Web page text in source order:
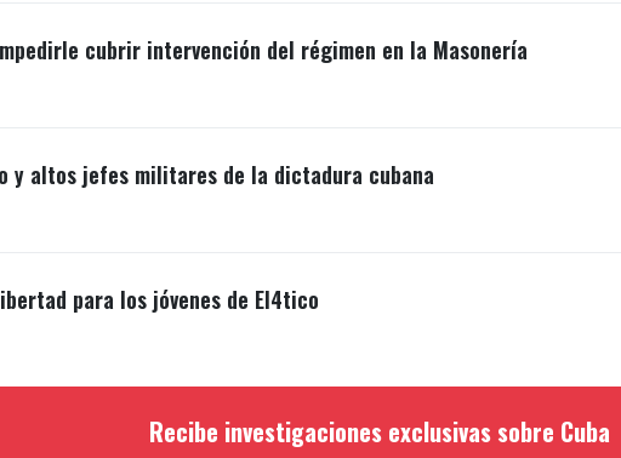
cubrir intervención del régimen en la Masonería
y altos jefes militares de la dictadura cubana
para los jóvenes de El4tico
Recibe investigaciones exclusivas sobre Cuba